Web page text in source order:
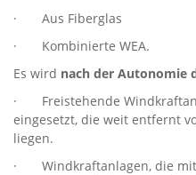
· Aus Fiberglas
· Kombinierte WEA.
Es wird nach der Autonomie
· Freistehende
eingesetzt, die weit entfernt
liegen.
· Windkraftanlagen, die mit